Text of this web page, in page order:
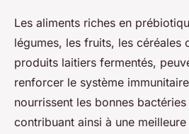
Les aliments riches en
légumes, les fruits, les céréales
produits laitiers fermentés,
renforcer le système
nourrissent les bonnes
contribuant ainsi à une